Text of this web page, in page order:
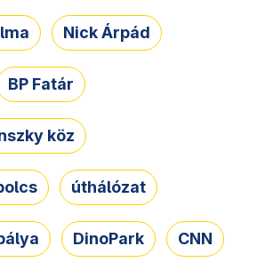
Nick Árpád
BP Fatár
köz
úthálózat
DinoPark CNN